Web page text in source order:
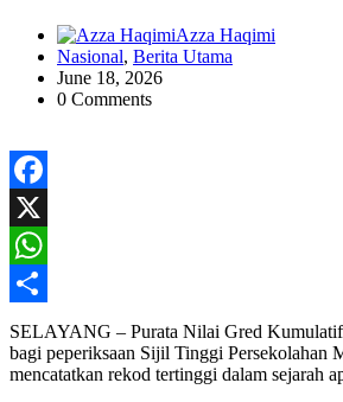
Azza Haqimi
Nasional, Berita Utama
June 18, 2026
0 Comments
Facebook
X
WhatsApp
Share
SELAYANG – Purata Nilai Gred
bagi peperiksaan Sijil Tinggi Persekolahan
mencatatkan rekod tertinggi dalam sejarah